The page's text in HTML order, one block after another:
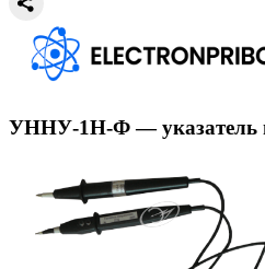
УННУ-1Н-Ф — указатель